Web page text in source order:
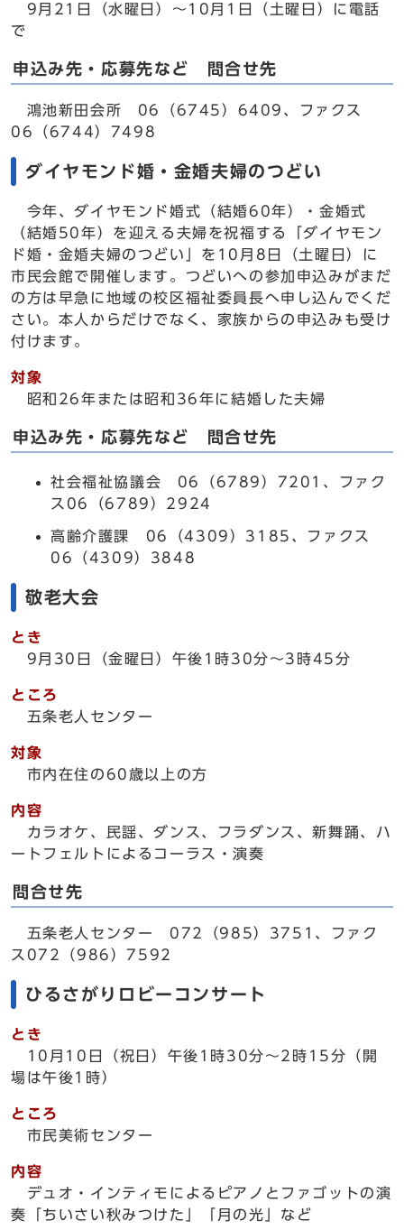
9月21日（水曜日）～10月1日（土曜日）に電話
で
申込み先・応募先など 問合せ先
鴻池新田会所 06（6745）6409、ファクス
06（6744）7498
ダイヤモンド婚・金婚夫婦のつどい
今年、ダイヤモンド婚式（結婚60年）・金婚式
（結婚50年）を迎える夫婦を祝福する「ダイヤモン
ド婚・金婚夫婦のつどい」を10月8日（土曜日）に
市民会館で開催します。つどいへの参加申込みがまだ
の方は早急に地域の校区福祉委員長へ申し込んでくだ
さい。本人からだけでなく、家族からの申込みも受け
付けます。
対象
昭和26年または昭和36年に結婚した夫婦
申込み先・応募先など 問合せ先
社会福祉協議会 06（6789）7201、ファク
ス06（6789）2924
高齢介護課 06（4309）3185、ファクス
06（4309）3848
敬老大会
とき
9月30日（金曜日）午後1時30分～3時45分
ところ
五条老人センター
対象
市内在住の60歳以上の方
内容
カラオケ、民謡、ダンス、フラダンス、新舞踊、ハ
ートフェルトによるコーラス・演奏
問合せ先
五条老人センター 072（985）3751、ファク
ス072（986）7592
ひるさがりロビーコンサート
とき
10月10日（祝日）午後1時30分～2時15分（開
場は午後1時）
ところ
市民美術センター
内容
デュオ・インティモによるピアノとファゴットの演
奏「ちいさい秋みつけた」「月の光」など